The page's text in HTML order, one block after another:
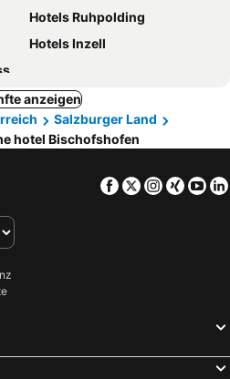
Hotels Ruhpolding
Hotels Inzell
anzeigen
Salzburger Land
hotel Bischofshofen
Facebook
TwitterXing